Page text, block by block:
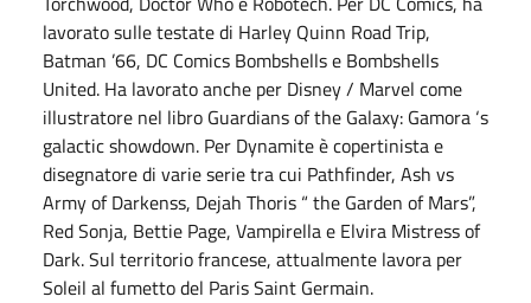
lavorato sulle testate di Harley Quinn Road Trip,
Batman ’66, DC Comics Bombshells e Bombshells
United. Ha lavorato anche per Disney / Marvel come
illustratore nel libro Guardians of the Galaxy: Gamora ‘s
galactic showdown. Per Dynamite è copertinista e
disegnatore di varie serie tra cui Pathfinder, Ash vs
Army of Darkenss, Dejah Thoris “ the Garden of Mars”,
Red Sonja, Bettie Page, Vampirella e Elvira Mistress of
Dark. Sul territorio francese, attualmente lavora per
Soleil al fumetto del Paris Saint Germain.